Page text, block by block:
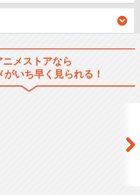
坂道たちは再び走り出す！！
弱虫ペダル
メストアなら
がいち早く見られる！